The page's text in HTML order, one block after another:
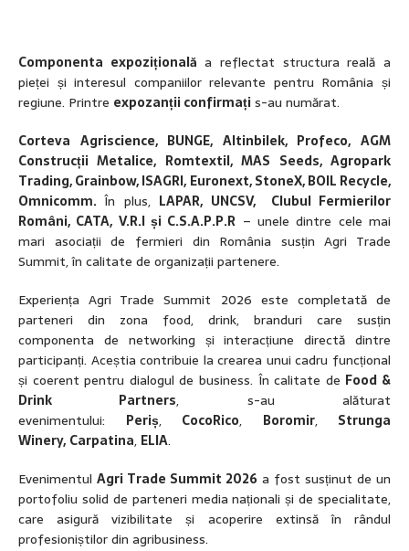
Componenta expozițională a reflectat structura reală a
pieței și interesul companiilor relevante pentru România și
regiune. Printre expozanții confirmațis-au numărat.
Corteva Agriscience, BUNGE, Altinbilek, Profeco, AGM
Construcții Metalice, Romtextil, MAS Seeds, Agropark
Trading, Grainbow, ISAGRI, Euronext, StoneX, BOIL Recycle,
Omnicomm.În plus, LAPAR, UNCSV, Clubul Fermierilor
Români, CATA, V.R.I și C.S.A.P.P.R – unele dintre cele mai
mari asociații de fermieri din România susțin Agri Trade
Summit, în calitate de organizații partenere.
Experiența Agri Trade Summit 2026 este completată de
parteneri din zona food, drink, branduri care susțin
componenta de networking și interacțiune directă dintre
participanți. Aceștia contribuie la crearea unui cadru funcțional
și coerent pentru dialogul de business. În calitate de Food &
Drink Partners, s-au alăturat
evenimentului: Periș, CocoRico, Boromir, Strunga
Winery, Carpatina, ELIA.
EvenimentulAgri Trade Summit 2026 a fost susținut de un
portofoliu solid de parteneri media naționali și de specialitate,
care asigură vizibilitate și acoperire extinsă în rândul
profesioniștilor din agribusiness.